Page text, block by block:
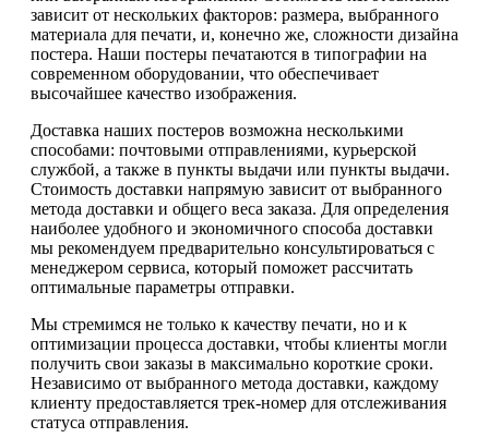
зависит от нескольких факторов: размера, выбранного
материала для печати, и, конечно же, сложности дизайна
постера. Наши постеры печатаются в типографии на
современном оборудовании, что обеспечивает
высочайшее качество изображения.
Доставка наших постеров возможна несколькими
способами: почтовыми отправлениями, курьерской
службой, а также в пункты выдачи или пункты выдачи.
Стоимость доставки напрямую зависит от выбранного
метода доставки и общего веса заказа. Для определения
наиболее удобного и экономичного способа доставки
мы рекомендуем предварительно консультироваться с
менеджером сервиса, который поможет рассчитать
оптимальные параметры отправки.
Мы стремимся не только к качеству печати, но и к
оптимизации процесса доставки, чтобы клиенты могли
получить свои заказы в максимально короткие сроки.
Независимо от выбранного метода доставки, каждому
клиенту предоставляется трек-номер для отслеживания
статуса отправления.